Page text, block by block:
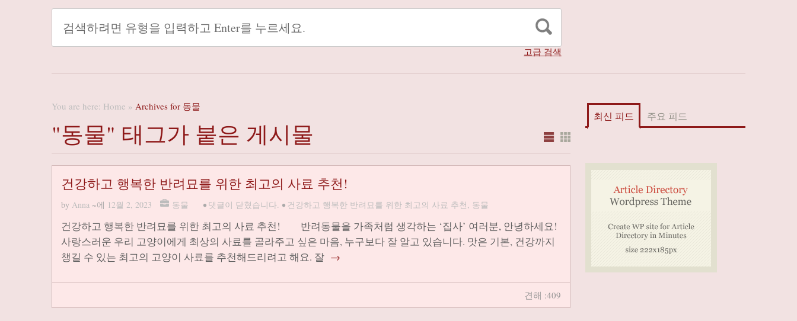
고급 검색
You are here: Home » Archives for 동물
"동물" 태그가 붙은 게시물
건강하고 행복한 반려묘를 위한 최고의 사료 추천!
by Anna ~에 12월 2, 2023 동물 • 댓글이 닫혔습니다. • 건강하고 행복한 반려묘를 위한 최고의 사료 추천, 동물
건강하고 행복한 반려묘를 위한 최고의 사료 추천! 반려동물을 가족처럼 생각하는 ‘집사’ 여러분, 안녕하세요!
사랑스러운 우리 고양이에게 최상의 사료를 골라주고 싶은 마음, 누구보다 잘 알고 있습니다. 맛은 기본, 건강까지
챙길 수 있는 최고의 고양이 사료를 추천해드리려고 해요. 잘 →
견해 :409
최신 피드 주요 피드